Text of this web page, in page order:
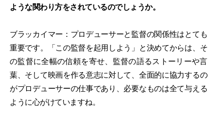
ような関わり方をされているのでしょうか。
ブラッカイマー：プロデューサーと監督の関係性はとても
重要です。「この監督を起用しよう」と決めてからは、そ
の監督に全幅の信頼を寄せ、監督の語るストーリーや言
葉、そして映画を作る意志に対して、全面的に協力するの
がプロデューサーの仕事であり、必要なものは全て与える
ように心がけていますね。